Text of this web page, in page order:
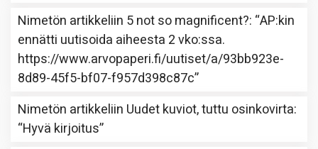
Nimetön artikkeliin 5 not so magnificent?: “AP:kin
ennätti uutisoida aiheesta 2 vko:ssa.
https://www.arvopaperi.fi/uutiset/a/93bb923e-
8d89-45f5-bf07-f957d398c87c”
Nimetön artikkeliin Uudet kuviot, tuttu osinkovirta:
“Hyvä kirjoitus”